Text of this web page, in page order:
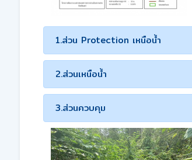
1.ส่วน Protection เหนือน้ำ
2.ส่วนเหนือน้ำ
3.ส่วนควบคุม